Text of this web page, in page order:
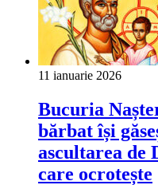
11 ianuarie 2026
Bucuria
bărbat își
ascultarea de
care ocrotește